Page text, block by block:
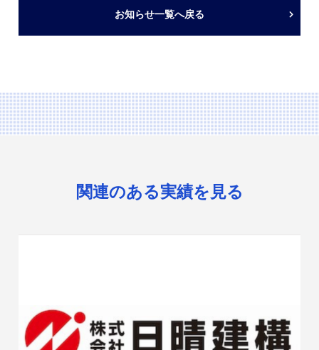
お知らせ一覧へ戻る
関連のある実績を見る